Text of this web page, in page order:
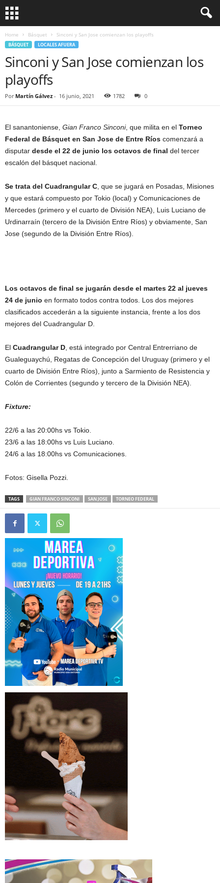
Home Básquet Sinconi y San Jose comienzan los playoffs
BÁSQUET LOCALES AFUERA
Sinconi y San Jose comienzan los
playoffs
Por Martín Gálvez - 16 junio, 2021 1782 0
El sanantoniense, Gian Franco Sinconi, que milita en el Torneo
Federal de Básquet en San Jose de Entre Ríos comenzará a
disputar desde el 22 de junio los octavos de final del tercer
escalón del básquet nacional.
Se trata del Cuadrangular C , que se jugará en Posadas, Misiones
y que estará compuesto por Tokio (local) y Comunicaciones de
Mercedes (primero y el cuarto de División NEA), Luis Luciano de
Urdinarraín (tercero de la División Entre Ríos) y obviamente, San
Jose (segundo de la División Entre Ríos).
Los octavos de final se jugarán desde el martes 22 al jueves
24 de junio en formato todos contra todos. Los dos mejores
clasificados accederán a la siguiente instancia, frente a los dos
mejores del Cuadrangular D.
El Cuadrangular D , está integrado por Central Entrerriano de
Gualeguaychú, Regatas de Concepción del Uruguay (primero y el
cuarto de División Entre Ríos), junto a Sarmiento de Resistencia y
Colón de Corrientes (segundo y tercero de la División NEA).
Fixture:
22/6 a las 20:00hs vs Tokio.
23/6 a las 18:00hs vs Luis Luciano.
24/6 a las 18:00hs vs Comunicaciones.
Fotos: Gisella Pozzi.
TAGS GIAN FRANCO SINCONI SAN JOSE TORNEO FEDERAL